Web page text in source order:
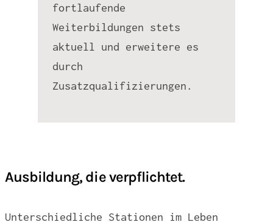
fortlaufende
Weiterbildungen stets
aktuell und erweitere es
durch
Zusatzqualifizierungen.
Ausbildung, die verpflichtet.
Unterschiedliche Stationen im Leben